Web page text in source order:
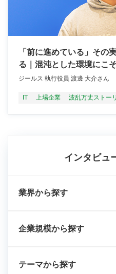
「前に進めている」その
る｜混沌とした環境にこ
ジールス 執行役員 渡邊 大介さん
IT 上場企業 波乱万丈ストー
インタビュ
業界から探す
企業規模から探す
テーマから探す